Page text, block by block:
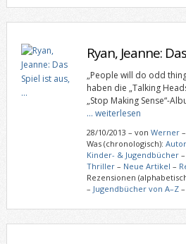
Ryan, Jeanne:
„People will do odd
haben die „Talking
„Stop Making Sense“-
… weiterlesen
28/10/2013 – von Werner–
Was (chronologisch):
Kinder- & Jugendbücher–
Thriller– Neue Artikel –
Rezensionen
– Jugendbücher von A–Z–